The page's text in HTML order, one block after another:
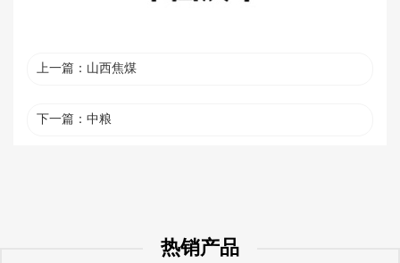
上一篇： 山西焦煤
下一篇： 中粮
热销产品